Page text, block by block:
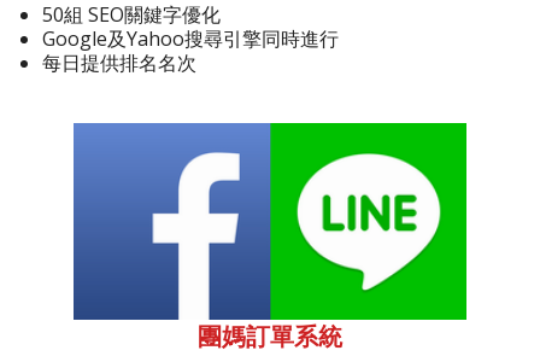
50組 SEO關鍵字優化
Google及Yahoo搜尋引擎同時進行
每日提供排名名次
團媽訂單系統